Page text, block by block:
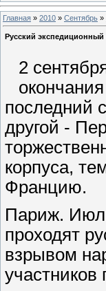
Главная » 2010 » Сентябрь »
Русский
2
последний
другой -
корпуса,
Францию.
Париж.
проходят
взрывом
участников